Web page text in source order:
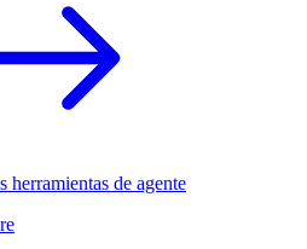
herramientas de agente